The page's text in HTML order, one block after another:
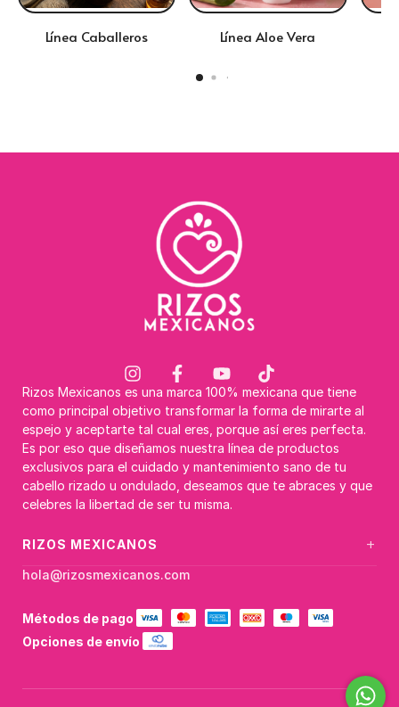
Línea Caballeros Línea Aloe Vera
Rizos Mexicanos es una marca 100% mexicana que tiene
como principal objetivo transformar la forma de mirarte al
espejo y aceptarte tal cual eres, porque así eres perfecta.
Es por eso que diseñamos nuestra línea de productos
exclusivos para el cuidado y mantenimiento sano de tu
cabello rizado u ondulado, deseamos que te abraces y que
celebres la libertad de ser tu misma.
RIZOS MEXICANOS +
hola@rizosmexicanos.com
Métodos de pago
Opciones de envío